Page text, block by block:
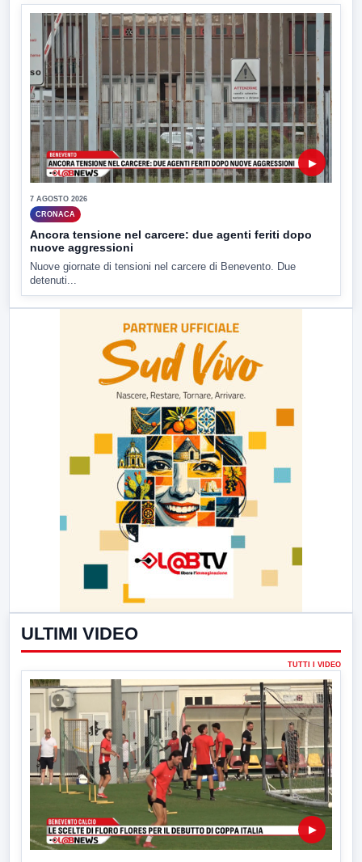
▶
7 AGOSTO 2026
CRONACA
Ancora tensione nel carcere: due agenti feriti dopo
nuove aggressioni
Nuove giornate di tensioni nel carcere di Benevento. Due
detenuti...
ULTIMI VIDEO
TUTTI I VIDEO
▶